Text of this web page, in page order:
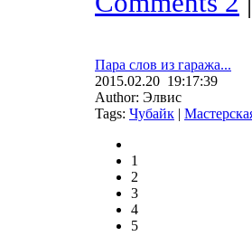
Пара слов из гаража...
2015.02.20 19:17:39
Author: Элвис
Tags: Чубайк |
1
2
3
4
5